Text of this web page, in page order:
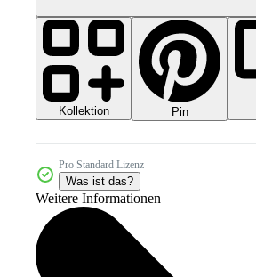
Kollektion Pin
Pro Standard Lizenz
Was ist das?
Weitere Informationen